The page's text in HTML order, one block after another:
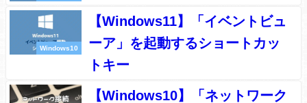
Windows10
【Windows11】「イベントビュ
ーア」を起動するショートカッ
トキー
【Windows10】「ネットワーク